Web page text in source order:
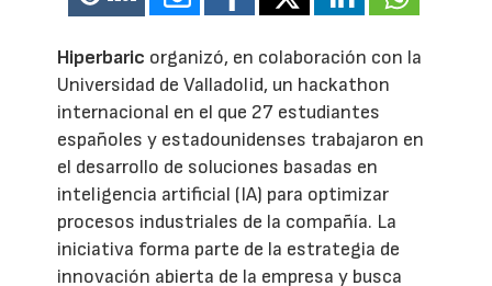
Hiperbaric organizó, en colaboración con la
Universidad de Valladolid, un hackathon
internacional en el que 27 estudiantes
españoles y estadounidenses trabajaron en
el desarrollo de soluciones basadas en
inteligencia artificial (IA) para optimizar
procesos industriales de la compañía. La
iniciativa forma parte de la estrategia de
innovación abierta de la empresa y busca